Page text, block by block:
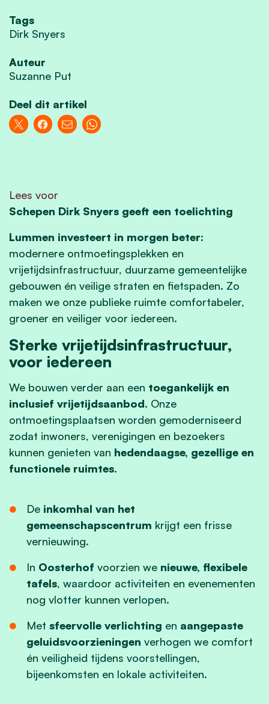
Tags
Dirk Snyers
Auteur
Suzanne Put
Deel dit artikel
Lees voor
Schepen Dirk Snyers geeft een toelichting
Lummen investeert in morgen beter:
modernere ontmoetingsplekken en
vrijetijdsinfrastructuur, duurzame gemeentelijke
gebouwen én veilige straten en fietspaden. Zo
maken we onze publieke ruimte comfortabeler,
groener en veiliger voor iedereen.
Sterke vrijetijdsinfrastructuur,
voor iedereen
We bouwen verder aan een toegankelijk en
inclusief vrijetijdsaanbod. Onze
ontmoetingsplaatsen worden gemoderniseerd
zodat inwoners, verenigingen en bezoekers
kunnen genieten van hedendaagse, gezellige en
functionele ruimtes.
De inkomhal van het
gemeenschapscentrum krijgt een frisse
vernieuwing.
In Oosterhof voorzien we nieuwe, flexibele
tafels, waardoor activiteiten en evenementen
nog vlotter kunnen verlopen.
Met sfeervolle verlichting en aangepaste
geluidsvoorzieningen verhogen we comfort
én veiligheid tijdens voorstellingen,
bijeenkomsten en lokale activiteiten.